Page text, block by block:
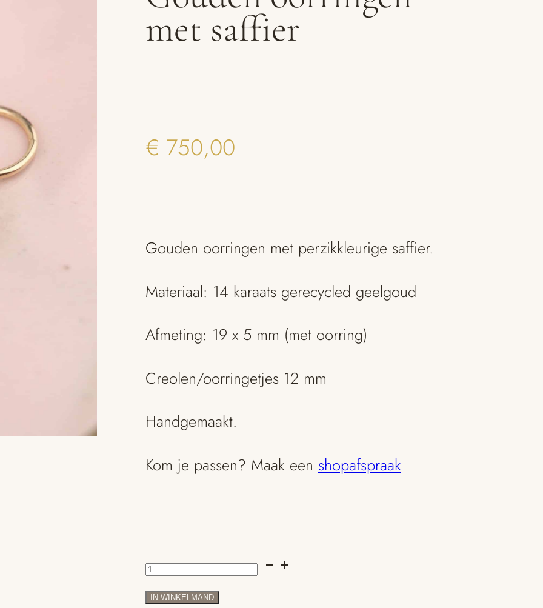
met saffier
€ 750,00
Gouden oorringen met perzikkleurige saffier.
Materiaal: 14 karaats gerecycled geelgoud
Afmeting: 19 x 5 mm (met oorring)
Creolen/oorringetjes 12 mm
Handgemaakt.
Kom je passen? Maak een shopafspraak
Gouden
oorringen
IN WINKELMAND